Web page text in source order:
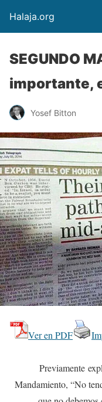
Halaja.org
SEGUNDO
importante,
Yosef Bitton
Ver en PDF
Previamente
Mandamiento, “No